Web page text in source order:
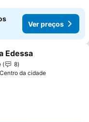
Ver preços
aos favoritos
Edessa
8
da cidade